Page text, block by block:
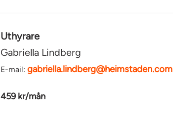
Uthyrare
Gabriella Lindberg
E-mail: gabriella.lindberg@heimstaden.com
459 kr/mån